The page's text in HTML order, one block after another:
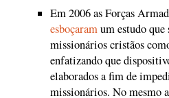
Em 2006 as Forças
esboçaramum estudo que
missionários cristãos
enfatizando que
elaborados a fim de
missionários. No mesmo